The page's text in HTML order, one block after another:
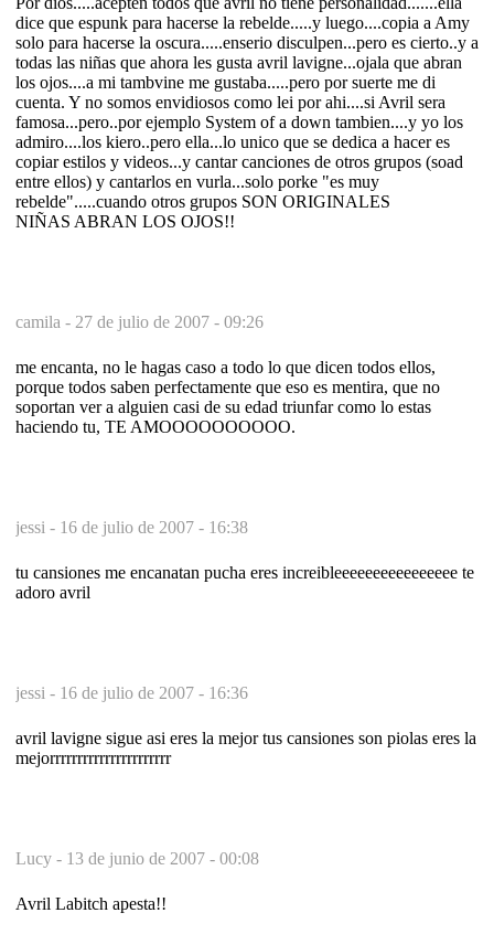
dice que espunk para hacerse la rebelde.....y luego....copia a Amy
solo para hacerse la oscura.....enserio disculpen...pero es cierto..y a
todas las niñas que ahora les gusta avril lavigne...ojala que abran
los ojos....a mi tambvine me gustaba.....pero por suerte me di
cuenta. Y no somos envidiosos como lei por ahi....si Avril sera
famosa...pero..por ejemplo System of a down tambien....y yo los
admiro....los kiero..pero ella...lo unico que se dedica a hacer es
copiar estilos y videos...y cantar canciones de otros grupos (soad
entre ellos) y cantarlos en vurla...solo porke "es muy
rebelde".....cuando otros grupos SON ORIGINALES
NIÑAS ABRAN LOS OJOS!!
camila - 27 de julio de 2007 - 09:26
me encanta, no le hagas caso a todo lo que dicen todos ellos,
porque todos saben perfectamente que eso es mentira, que no
soportan ver a alguien casi de su edad triunfar como lo estas
haciendo tu, TE AMOOOOOOOOOO.
jessi - 16 de julio de 2007 - 16:38
tu cansiones me encanatan pucha eres increibleeeeeeeeeeeeeeee te
adoro avril
jessi - 16 de julio de 2007 - 16:36
avril lavigne sigue asi eres la mejor tus cansiones son piolas eres la
mejorrrrrrrrrrrrrrrrrrrrrr
Lucy - 13 de junio de 2007 - 00:08
Avril Labitch apesta!!